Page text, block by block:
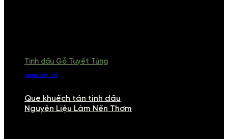
Tinh dầu Gỗ Tuyết Tùng
xem tất cả
Que khuếch tán tinh dầu
Nguyên Liệu Làm Nến Thơm